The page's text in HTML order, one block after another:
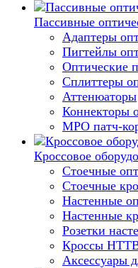
Пассивные
Адаптеры
Пигтейлы
Оптические
Сплиттеры
Аттенюаторы
Коннекторы
MPO патч-
Кроссовое
Стоечные
Стоечные
Настенные
Настенные
Розетки
Кроссы
Аксессуары